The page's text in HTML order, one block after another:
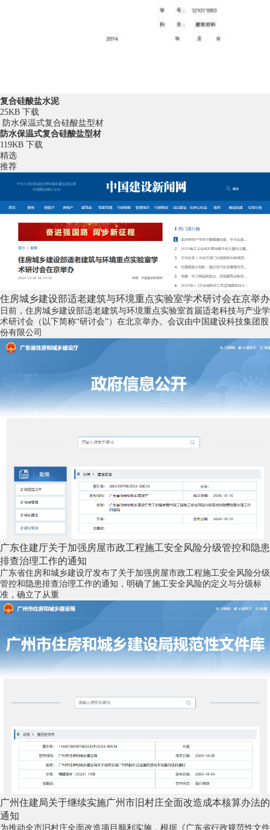
复合硅酸盐水泥
25KB 下载
防水保温式复合硅酸盐型材
防水保温式复合硅酸盐型材
119KB 下载
精选
推荐
住房城乡建设部适老建筑与环境重点实验室学术研讨会在京举办
日前，住房城乡建设部适老建筑与环境重点实验室首届适老科技与产业学
术研讨会（以下简称“研讨会”）在北京举办。会议由中国建设科技集团股
份有限公司
广东住建厅关于加强房屋市政工程施工安全风险分级管控和隐患
排查治理工作的通知
广东省住房和城乡建设厅发布了关于加强房屋市政工程施工安全风险分级
管控和隐患排查治理工作的通知，明确了施工安全风险的定义与分级标
准，确立了从重
广州住建局关于继续实施广州市旧村庄全面改造成本核算办法的
通知
为推动全市旧村庄全面改造项目顺利实施，根据《广东省行政规范性文件